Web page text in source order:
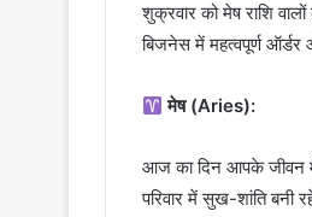
शुक्रवार को मेष राशि
बिजनेस में महत्वपूर्ण
मेष (Aries):
आज का दिन आपके जीवन में
परिवार में सुख-शांति बनी